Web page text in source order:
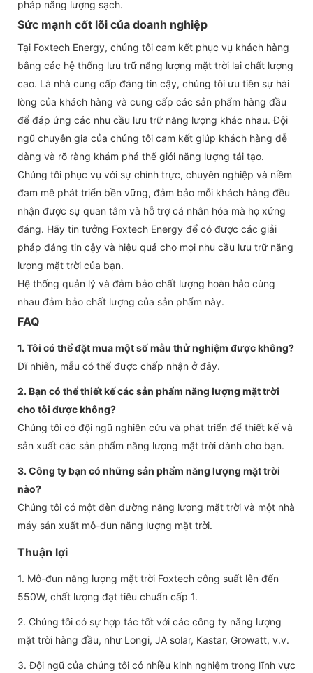
pháp năng lượng sạch.
Sức mạnh cốt lõi của doanh nghiệp
Tại Foxtech Energy, chúng tôi cam kết phục vụ khách hàng
bằng các hệ thống lưu trữ năng lượng mặt trời lai chất lượng
cao. Là nhà cung cấp đáng tin cậy, chúng tôi ưu tiên sự hài
lòng của khách hàng và cung cấp các sản phẩm hàng đầu
để đáp ứng các nhu cầu lưu trữ năng lượng khác nhau. Đội
ngũ chuyên gia của chúng tôi cam kết giúp khách hàng dễ
dàng và rõ ràng khám phá thế giới năng lượng tái tạo.
Chúng tôi phục vụ với sự chính trực, chuyên nghiệp và niềm
đam mê phát triển bền vững, đảm bảo mỗi khách hàng đều
nhận được sự quan tâm và hỗ trợ cá nhân hóa mà họ xứng
đáng. Hãy tin tưởng Foxtech Energy để có được các giải
pháp đáng tin cậy và hiệu quả cho mọi nhu cầu lưu trữ năng
lượng mặt trời của bạn.
Hệ thống quản lý và đảm bảo chất lượng hoàn hảo cùng
nhau đảm bảo chất lượng của sản phẩm này.
FAQ
1. Tôi có thể đặt mua một số mẫu thử nghiệm được không?
Dĩ nhiên, mẫu có thể được chấp nhận ở đây.
2. Bạn có thể thiết kế các sản phẩm năng lượng mặt trời
cho tôi được không?
Chúng tôi có đội ngũ nghiên cứu và phát triển để thiết kế và
sản xuất các sản phẩm năng lượng mặt trời dành cho bạn.
3. Công ty bạn có những sản phẩm năng lượng mặt trời
nào?
Chúng tôi có một đèn đường năng lượng mặt trời và một nhà
máy sản xuất mô-đun năng lượng mặt trời.
Thuận lợi
1. Mô-đun năng lượng mặt trời Foxtech công suất lên đến
550W, chất lượng đạt tiêu chuẩn cấp 1.
2. Chúng tôi có sự hợp tác tốt với các công ty năng lượng
mặt trời hàng đầu, như Longi, JA solar, Kastar, Growatt, v.v.
3. Đội ngũ của chúng tôi có nhiều kinh nghiệm trong lĩnh vực